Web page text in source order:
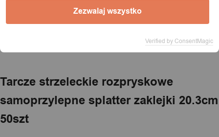
Tarcze strzeleckie rozpryskowe
samoprzylepne splatter zaklejki 20.3cm
50szt
Zezwalaj wszystko
Verified by ConsentMagic